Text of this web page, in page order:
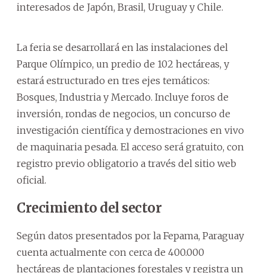
interesados de Japón, Brasil, Uruguay y Chile.
La feria se desarrollará en las instalaciones del
Parque Olímpico, un predio de 102 hectáreas, y
estará estructurado en tres ejes temáticos:
Bosques, Industria y Mercado. Incluye foros de
inversión, rondas de negocios, un concurso de
investigación científica y demostraciones en vivo
de maquinaria pesada. El acceso será gratuito, con
registro previo obligatorio a través del sitio web
oficial.
Crecimiento del sector
Según datos presentados por la Fepama, Paraguay
cuenta actualmente con cerca de 400.000
hectáreas de plantaciones forestales y registra un